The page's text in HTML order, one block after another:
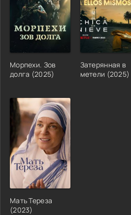
Морпехи. Зов
долга (2025)
Затерянная в
метели (2025)
Мать Тереза
(2023)